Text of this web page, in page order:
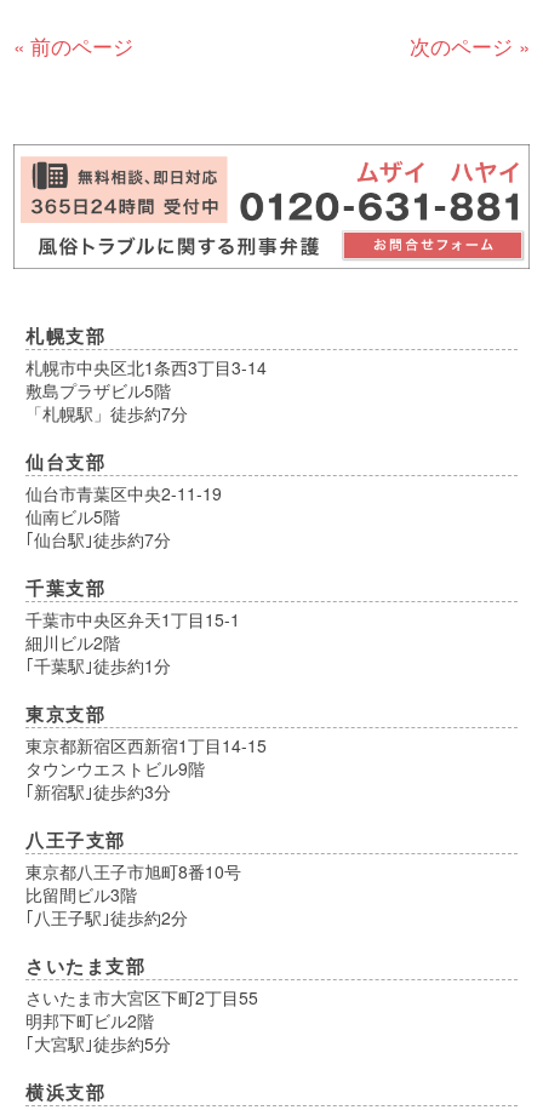
« 前のページ 次のページ »
札幌支部
札幌市中央区北1条西3丁目3-14
敷島プラザビル5階
「札幌駅」徒歩約7分
仙台支部
仙台市青葉区中央2-11-19
仙南ビル5階
｢仙台駅｣徒歩約7分
千葉支部
千葉市中央区弁天1丁目15-1
細川ビル2階
｢千葉駅｣徒歩約1分
東京支部
東京都新宿区西新宿1丁目14-15
タウンウエストビル9階
｢新宿駅｣徒歩約3分
八王子支部
東京都八王子市旭町8番10号
比留間ビル3階
｢八王子駅｣徒歩約2分
さいたま支部
さいたま市大宮区下町2丁目55
明邦下町ビル2階
｢大宮駅｣徒歩約5分
横浜支部